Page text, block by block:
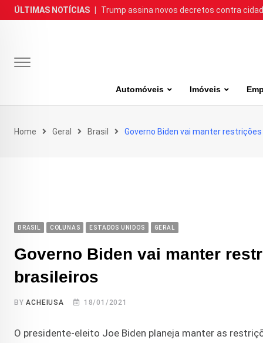
Skip
to
ÚLTIMAS NOTÍCIAS Trump assina novos decretos contra
Automóveis Imóveis
Home Geral Brasil Governo Biden vai manter
BRASIL COLUNAS ESTADOS UNIDOS GERAL
Governo Biden vai manter
brasileiros
BYACHEIUSA 18/01/2021
O presidente-eleito Joe Biden planeja manter as